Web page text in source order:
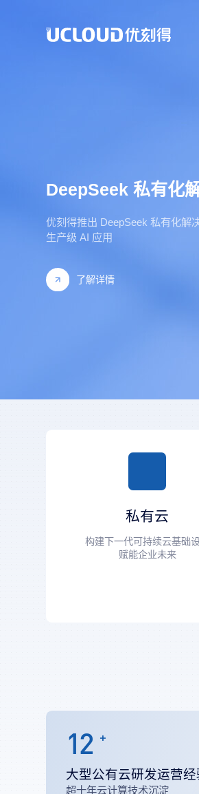
DeepSeek 私有化
优刻得推出 DeepSeek 私有化解
生产级 AI 应用
了解详情
私有云
构建下一代可持续云基础
赋能企业未来
UCloudStack HCI 超融合
UCloudStack Pro 云平台
12 +
大型公有云研发运营经
超十年云计算技术沉淀